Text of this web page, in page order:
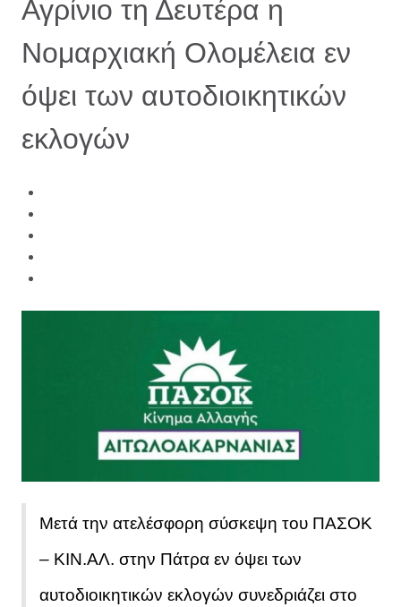
Αγρίνιο τη Δευτέρα η
Νομαρχιακή Ολομέλεια εν
όψει των αυτοδιοικητικών
εκλογών
Μετά την ατελέσφορη σύσκεψη του ΠΑΣΟΚ
– ΚΙΝ.ΑΛ. στην Πάτρα εν όψει των
αυτοδιοικητικών εκλογών συνεδριάζει στο